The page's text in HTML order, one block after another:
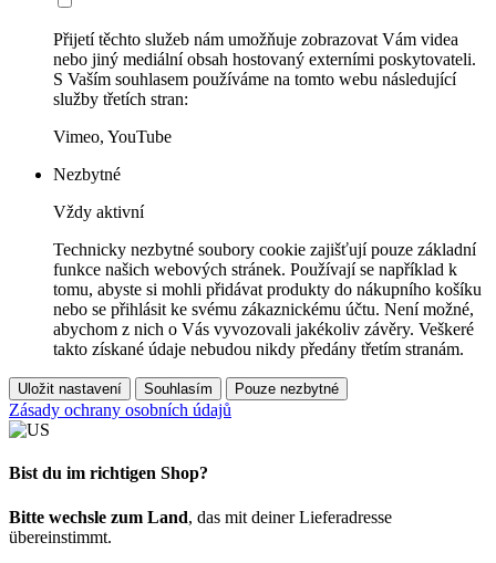
Přijetí těchto služeb nám umožňuje zobrazovat Vám videa
nebo jiný mediální obsah hostovaný externími poskytovateli.
S Vaším souhlasem používáme na tomto webu následující
služby třetích stran:
Vimeo, YouTube
Nezbytné
Vždy aktivní
Technicky nezbytné soubory cookie zajišťují pouze základní
funkce našich webových stránek. Používají se například k
tomu, abyste si mohli přidávat produkty do nákupního košíku
nebo se přihlásit ke svému zákaznickému účtu. Není možné,
abychom z nich o Vás vyvozovali jakékoliv závěry. Veškeré
takto získané údaje nebudou nikdy předány třetím stranám.
Uložit nastavení Souhlasím Pouze nezbytné
Zásady ochrany osobních údajů
Bist du im richtigen Shop?
Bitte wechsle zum Land, das mit deiner Lieferadresse
übereinstimmt.